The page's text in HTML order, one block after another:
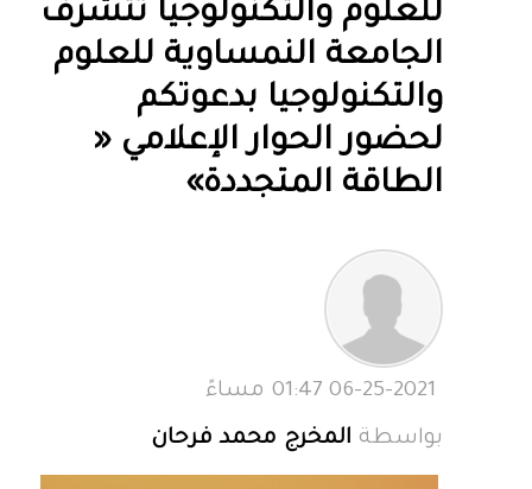
للعلوم والتكنولوجيا تتشرف
الجامعة النمساوية للعلوم
والتكنولوجيا بدعوتكم
لحضور الحوار الإعلامي «
الطاقة المتجددة»
بواسطة المخرج محمد فرحان